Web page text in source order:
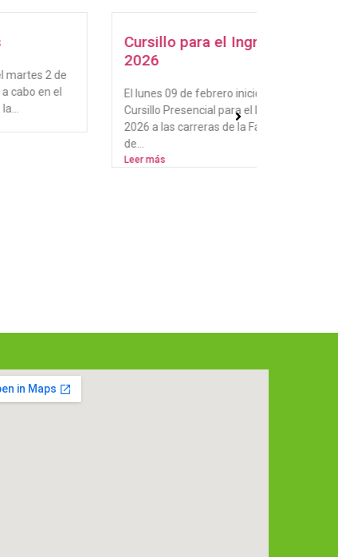
Cursillo para el Ingreso
El lunes 09 de febrero inició el
Cursillo Presencial para el Ingreso
2026 a las carreras de la Facultad